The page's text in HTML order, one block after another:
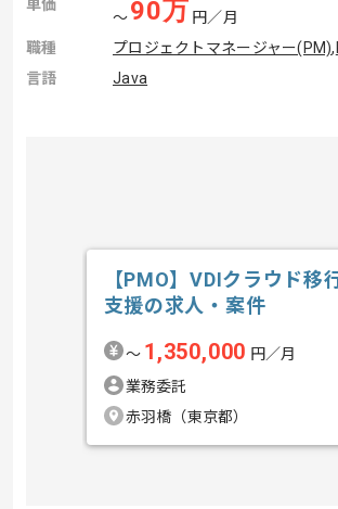
単価
〜90万 円／月
職種
プロジェクトマネージャー(PM),
言語
Java
【PMO】VDIクラウド移
支援の求人・案件
〜 1,350,000 円／月
業務委託
赤羽橋（東京都）